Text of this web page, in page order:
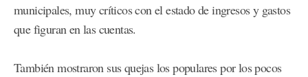
municipales, muy críticos con el estado de ingresos y gastos
que figuran en las cuentas.
También mostraron sus quejas los populares por los pocos